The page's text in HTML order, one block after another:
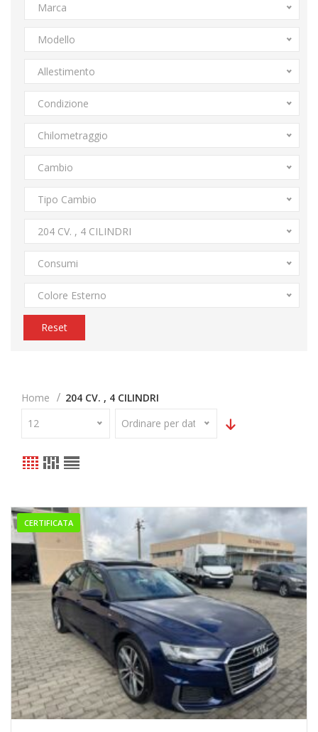
Marca
Modello
Allestimento
Condizione
Chilometraggio
Cambio
Tipo Cambio
204 CV. , 4 CILINDRI
Consumi
Colore Esterno
Reset
Home
204 CV. , 4 CILINDRI
12
Ordinare per data
CERTIFICATA